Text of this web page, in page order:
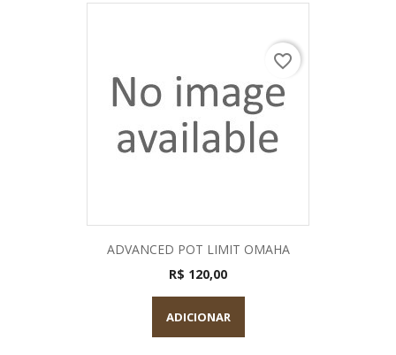
ADVANCED POT LIMIT OMAHA
R$ 120,00
ADICIONAR
favorite_border